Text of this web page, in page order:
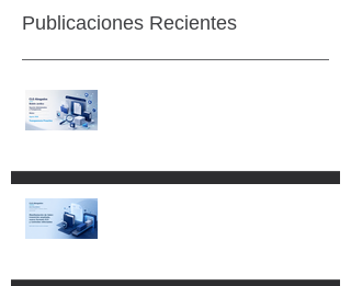
Publicaciones Recientes